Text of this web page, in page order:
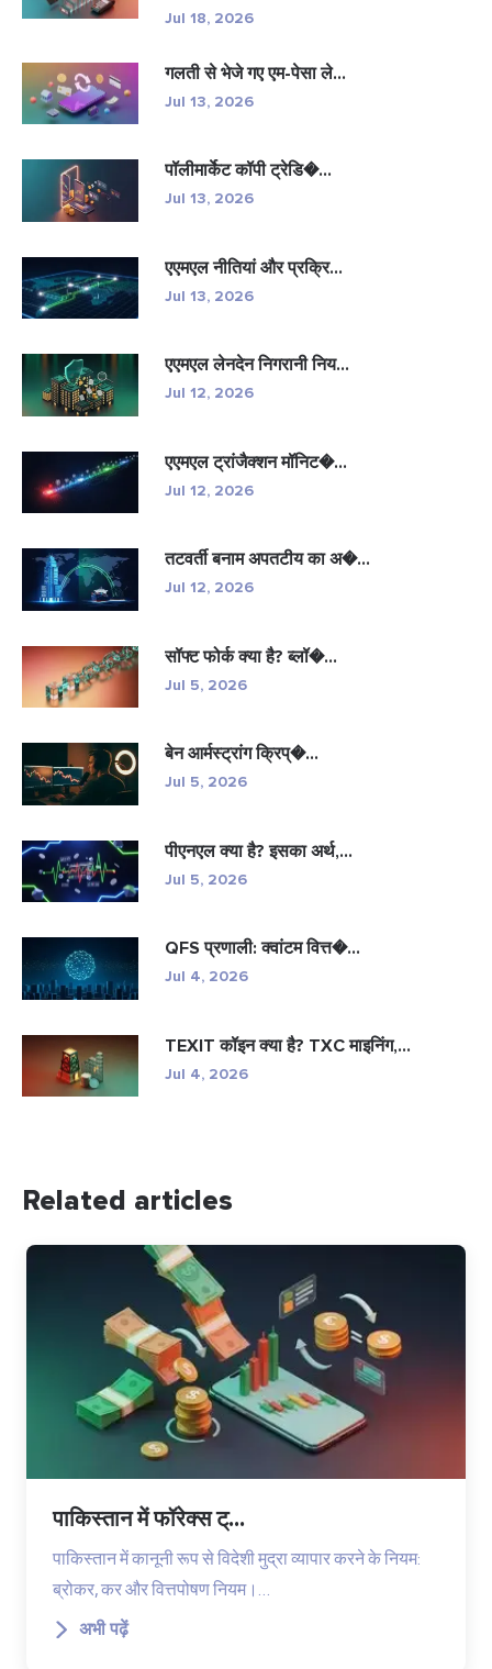
Jul 18, 2026
गलती से भेजे गए एम-पेसा ले...
Jul 13, 2026
पॉलीमार्केट कॉपी ट्रेडि�...
Jul 13, 2026
एएमएल नीतियां और प्रक्रि...
Jul 13, 2026
एएमएल लेनदेन निगरानी निय...
Jul 12, 2026
एएमएल ट्रांजैक्शन मॉनिट�...
Jul 12, 2026
तटवर्ती बनाम अपतटीय का अ�...
Jul 12, 2026
सॉफ्ट फोर्क क्या है? ब्लॉ�...
Jul 5, 2026
बेन आर्मस्ट्रांग क्रिप्�...
Jul 5, 2026
पीएनएल क्या है? इसका अर्थ,...
Jul 5, 2026
QFS प्रणाली: क्वांटम वित्त�...
Jul 4, 2026
TEXIT कॉइन क्या है? TXC माइनिंग,...
Jul 4, 2026
Related articles
पाकिस्तान में फॉरेक्स ट्...
पाकिस्तान में कानूनी रूप से विदेशी मुद्रा व्यापार करने के नियम:
ब्रोकर, कर और वित्तपोषण नियम।…
अभी पढ़ें